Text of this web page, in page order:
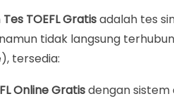
Tes TOEFL Gratisadalah tes
tidak langsung
tersedia:
Online Gratisdengan sistem